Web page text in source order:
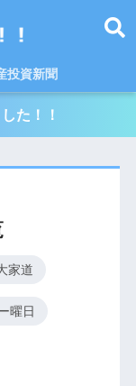
投資新聞
た！！
家道
曜日